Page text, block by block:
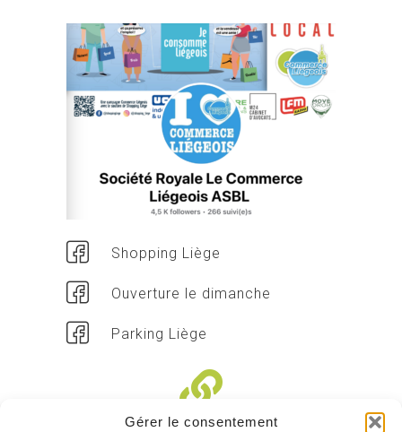
Gérer le consentement
Shopping Liège
Ouverture le dimanche
Parking Liège